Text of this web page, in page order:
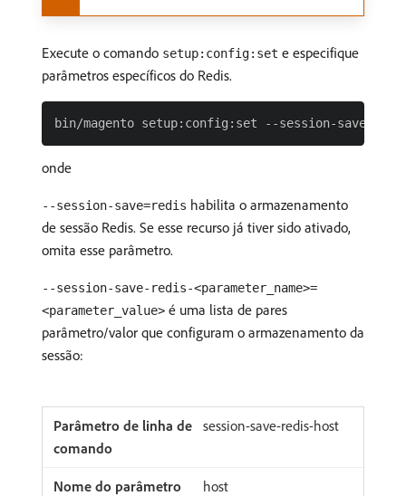
Execute o comando setup:config:set e especifique
parâmetros específicos do Redis.
onde
--session-save=redis habilita o armazenamento
de sessão Redis. Se esse recurso já tiver sido ativado,
omita esse parâmetro.
--session-save-redis-<parameter_name>=
<parameter_value> é uma lista de pares
parâmetro/valor que configuram o armazenamento da
sessão:
session-save-redis-host
host